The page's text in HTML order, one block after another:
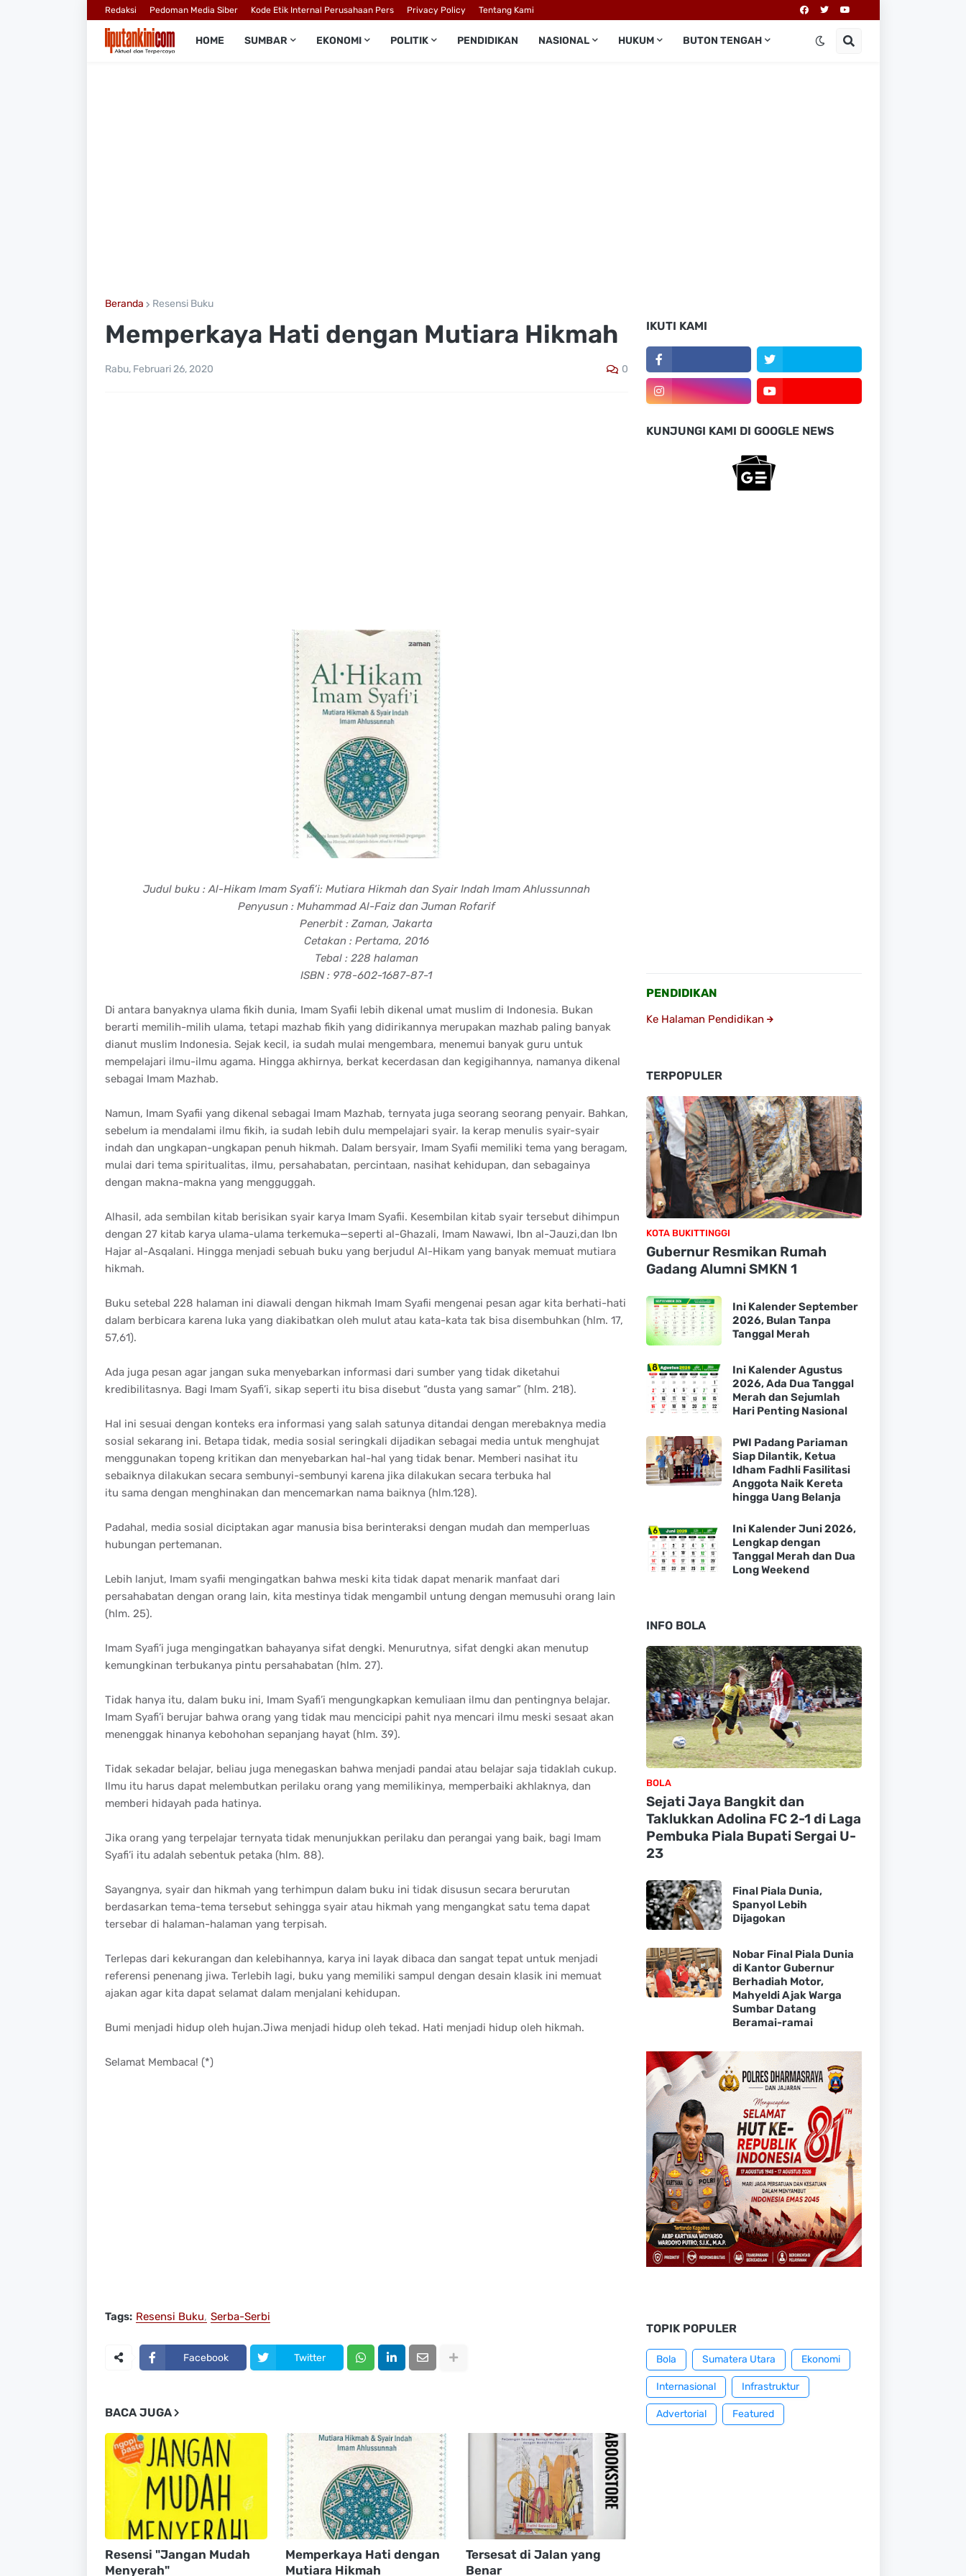
Redaksi Pedoman Media Siber Kode Etik Internal Perusahaan Pers Privacy Policy Tentang Kami
HOME SUMBAR EKONOMI POLITIK PENDIDIKAN NASIONAL HUKUM BUTON TENGAH
Beranda Resensi Buku
Memperkaya Hati dengan Mutiara Hikmah
Rabu, Februari 26, 2020 0
Judul buku : Al-Hikam Imam Syafi’i: Mutiara Hikmah dan Syair Indah Imam Ahlussunnah
Penyusun : Muhammad Al-Faiz dan Juman Rofarif
Penerbit : Zaman, Jakarta
Cetakan : Pertama, 2016
Tebal : 228 halaman
ISBN : 978-602-1687-87-1
Di antara banyaknya ulama fikih dunia, Imam Syafii lebih dikenal umat muslim di Indonesia. Bukan
berarti memilih-milih ulama, tetapi mazhab fikih yang didirikannya merupakan mazhab paling banyak
dianut muslim Indonesia. Sejak kecil, ia sudah mulai mengembara, menemui banyak guru untuk
mempelajari ilmu-ilmu agama. Hingga akhirnya, berkat kecerdasan dan kegigihannya, namanya dikenal
sebagai Imam Mazhab.
Namun, Imam Syafii yang dikenal sebagai Imam Mazhab, ternyata juga seorang seorang penyair. Bahkan,
sebelum ia mendalami ilmu fikih, ia sudah lebih dulu mempelajari syair. Ia kerap menulis syair-syair
indah dan ungkapan-ungkapan penuh hikmah. Dalam bersyair, Imam Syafii memiliki tema yang beragam,
mulai dari tema spiritualitas, ilmu, persahabatan, percintaan, nasihat kehidupan, dan sebagainya
dengan makna-makna yang mengguggah.
Alhasil, ada sembilan kitab berisikan syair karya Imam Syafii. Kesembilan kitab syair tersebut dihimpun
dengan 27 kitab karya ulama-ulama terkemuka—seperti al-Ghazali, Imam Nawawi, Ibn al-Jauzi,dan Ibn
Hajar al-Asqalani. Hingga menjadi sebuah buku yang berjudul Al-Hikam yang banyak memuat mutiara
hikmah.
Buku setebal 228 halaman ini diawali dengan hikmah Imam Syafii mengenai pesan agar kita berhati-hati
dalam berbicara karena luka yang diakibatkan oleh mulut atau kata-kata tak bisa disembuhkan (hlm. 17,
57,61).
Ada juga pesan agar jangan suka menyebarkan informasi dari sumber yang tidak diketahui
kredibilitasnya. Bagi Imam Syafi’i, sikap seperti itu bisa disebut “dusta yang samar” (hlm. 218).
Hal ini sesuai dengan konteks era informasi yang salah satunya ditandai dengan merebaknya media
sosial sekarang ini. Betapa tidak, media sosial seringkali dijadikan sebagai media untuk menghujat
menggunakan topeng kritikan dan menyebarkan hal-hal yang tidak benar. Memberi nasihat itu
sebaiknya dilakukan secara sembunyi-sembunyi karena jika dilakukan secara terbuka hal
itu sama dengan menghinakan dan mencemarkan nama baiknya (hlm.128).
Padahal, media sosial diciptakan agar manusia bisa berinteraksi dengan mudah dan memperluas
hubungan pertemanan.
Lebih lanjut, Imam syafii mengingatkan bahwa meski kita tidak dapat menarik manfaat dari
persahabatan dengan orang lain, kita mestinya tidak mengambil untung dengan memusuhi orang lain
(hlm. 25).
Imam Syafi’i juga mengingatkan bahayanya sifat dengki. Menurutnya, sifat dengki akan menutup
kemungkinan terbukanya pintu persahabatan (hlm. 27).
Tidak hanya itu, dalam buku ini, Imam Syafi’i mengungkapkan kemuliaan ilmu dan pentingnya belajar.
Imam Syafi’i berujar bahwa orang yang tidak mau mencicipi pahit nya mencari ilmu meski sesaat akan
menenggak hinanya kebohohan sepanjang hayat (hlm. 39).
Tidak sekadar belajar, beliau juga menegaskan bahwa menjadi pandai atau belajar saja tidaklah cukup.
Ilmu itu harus dapat melembutkan perilaku orang yang memilikinya, memperbaiki akhlaknya, dan
memberi hidayah pada hatinya.
Jika orang yang terpelajar ternyata tidak menunjukkan perilaku dan perangai yang baik, bagi Imam
Syafi’i itu adalah sebentuk petaka (hlm. 88).
Sayangnya, syair dan hikmah yang terhimpun dalam buku ini tidak disusun secara berurutan
berdasarkan tema-tema tersebut sehingga syair atau hikmah yang mengangkat satu tema dapat
tersebar di halaman-halaman yang terpisah.
Terlepas dari kekurangan dan kelebihannya, karya ini layak dibaca dan sangat tepat untuk menjadi
referensi penenang jiwa. Terlebih lagi, buku yang memiliki sampul dengan desain klasik ini memuat
ajakan agar kita dapat selamat dalam menjalani kehidupan.
Bumi menjadi hidup oleh hujan.Jiwa menjadi hidup oleh tekad. Hati menjadi hidup oleh hikmah.
Selamat Membaca! (*)
Tags: Resensi Buku Serba-Serbi
Facebook Twitter
BACA JUGA
Resensi "Jangan Mudah
Menyerah"
Memperkaya Hati dengan
Mutiara Hikmah
Tersesat di Jalan yang
Benar
IKUTI KAMI
KUNJUNGI KAMI DI GOOGLE NEWS
PENDIDIKAN
Ke Halaman Pendidikan
TERPOPULER
KOTA BUKITTINGGI
Gubernur Resmikan Rumah
Gadang Alumni SMKN 1
Ini Kalender September
2026, Bulan Tanpa
Tanggal Merah
Ini Kalender Agustus
2026, Ada Dua Tanggal
Merah dan Sejumlah
Hari Penting Nasional
PWI Padang Pariaman
Siap Dilantik, Ketua
Idham Fadhli Fasilitasi
Anggota Naik Kereta
hingga Uang Belanja
Ini Kalender Juni 2026,
Lengkap dengan
Tanggal Merah dan Dua
Long Weekend
INFO BOLA
BOLA
Sejati Jaya Bangkit dan
Taklukkan Adolina FC 2-1 di Laga
Pembuka Piala Bupati Sergai U-
23
Final Piala Dunia,
Spanyol Lebih
Dijagokan
Nobar Final Piala Dunia
di Kantor Gubernur
Berhadiah Motor,
Mahyeldi Ajak Warga
Sumbar Datang
Beramai-ramai
TOPIK POPULER
Bola Sumatera Utara Ekonomi
Internasional Infrastruktur
Advertorial Featured